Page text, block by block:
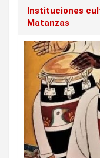
Instituciones
Matanzas